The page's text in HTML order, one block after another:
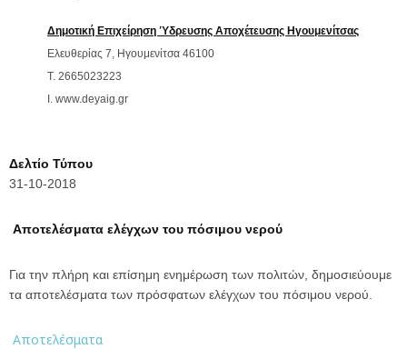
Δημοτική Επιχείρηση Ύδρευσης Αποχέτευσης Ηγουμενίτσας
Ελευθερίας 7, Ηγουμενίτσα 46100
T. 2665023223
Ι. www.deyaig.gr
Δελτίο Τύπου
31-10-2018
Αποτελέσματα ελέγχων του πόσιμου νερού
Για την πλήρη και επίσημη ενημέρωση των πολιτών, δημοσιεύουμε
τα αποτελέσματα των πρόσφατων ελέγχων του πόσιμου νερού.
Αποτελέσματα